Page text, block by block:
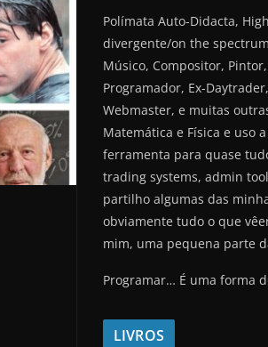
Polímata Auto-Didacta,
divergente/on the
Músico, Compositor,
Programador, Ex-
Webmaster, e muitas
Matemática e Física e uso
ferramenta para quase
trading systems, admin
partilho algumas das
obviamente tudo o que
mim, uma pequena parte
Programar… É uma forma
LIVROS